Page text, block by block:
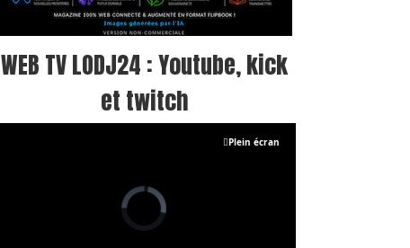
WEB TV LODJ24 : Youtube, kick
et twitch
Plein écran